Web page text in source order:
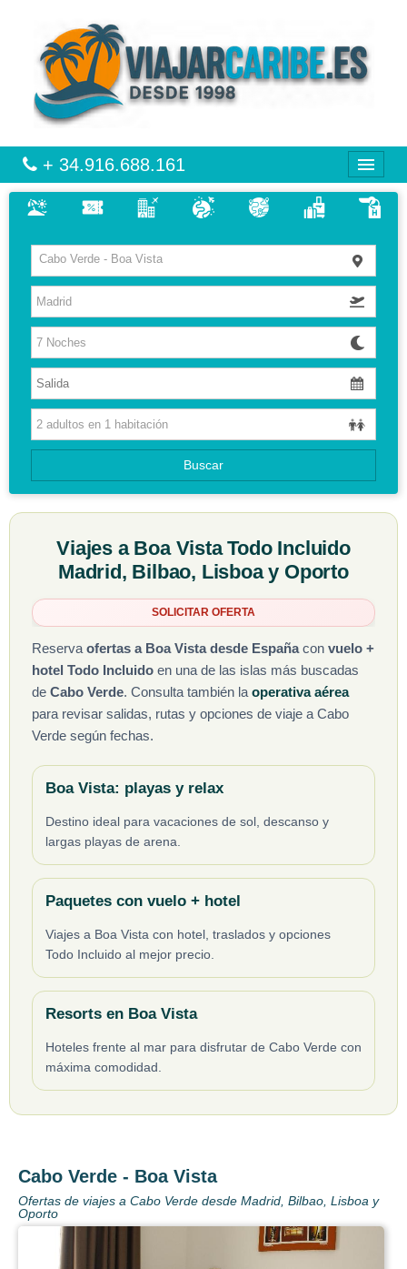
+ 34.916.688.161
VIAJES
VUELO + HOTEL
MULTIDESTINOS
HOTELES
CIRCUITOS
GUIAS DE VIAJES
Cabo Verde - Boa Vista
Buscar
Viajes a Boa Vista Todo Incluido
Madrid, Bilbao, Lisboa y Oporto
SOLICITAR OFERTA
Reserva ofertas a Boa Vista desde Españacon vuelo +
hotel Todo Incluido en una de las islas más buscadas
de Cabo Verde. Consulta también la operativa aérea
para revisar salidas, rutas y opciones de viaje a Cabo
Verde según fechas.
Boa Vista: playas y relax
Destino ideal para vacaciones de sol, descanso y
largas playas de arena.
Paquetes con vuelo + hotel
Viajes a Boa Vista con hotel, traslados y opciones
Todo Incluido al mejor precio.
Resorts en Boa Vista
Hoteles frente al mar para disfrutar de Cabo Verde con
máxima comodidad.
Cabo Verde - Boa Vista
Ofertas de viajes a Cabo Verde desde Madrid, Bilbao, Lisboa y
Oporto